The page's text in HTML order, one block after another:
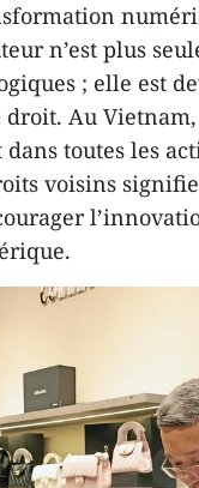
n’est plus
; elle est
Au Vietnam,
toutes les
voisins